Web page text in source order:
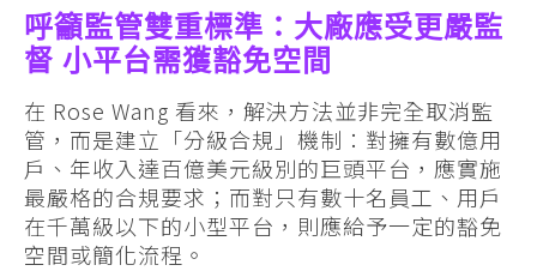
呼籲監管雙重標準：大廠應受更嚴監
督 小平台需獲豁免空間
在 Rose Wang 看來，解決方法並非完全取消監
管，而是建立「分級合規」機制：對擁有數億用
戶、年收入達百億美元級別的巨頭平台，應實施
最嚴格的合規要求；而對只有數十名員工、用戶
在千萬級以下的小型平台，則應給予一定的豁免
空間或簡化流程。